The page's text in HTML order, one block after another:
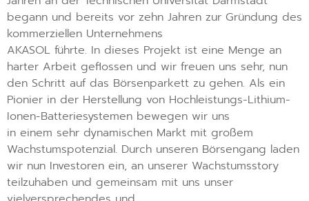
begann und bereits vor zehn Jahren zur Gründung des
kommerziellen Unternehmens
AKASOL führte. In dieses Projekt ist eine Menge an
harter Arbeit geflossen und wir freuen uns sehr, nun
den Schritt auf das Börsenparkett zu gehen. Als ein
Pionier in der Herstellung von Hochleistungs-Lithium-
Ionen-Batteriesystemen bewegen wir uns
in einem sehr dynamischen Markt mit großem
Wachstumspotenzial. Durch unseren Börsengang laden
wir nun Investoren ein, an unserer Wachstumsstory
teilzuhaben und gemeinsam mit uns unser